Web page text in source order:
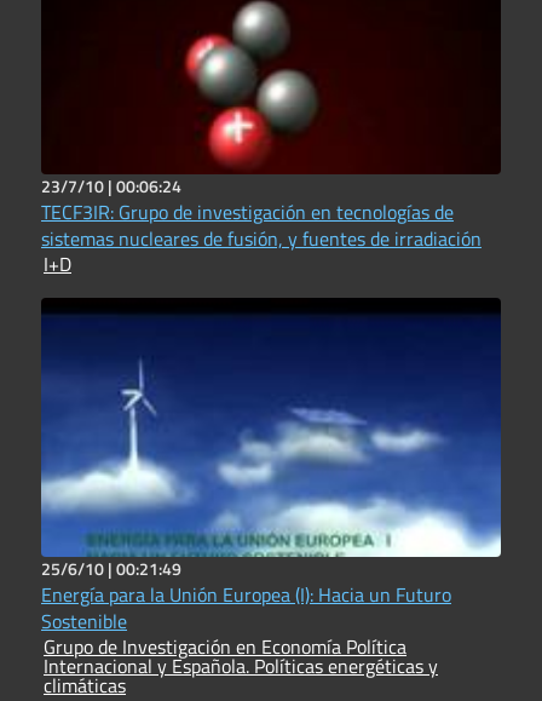
23/7/10 |00:06:24
TECF3IR: Grupo de investigación en tecnologías de
sistemas nucleares de fusión, y fuentes de irradiación
I+D
25/6/10 |00:21:49
Energía para la Unión Europea (I): Hacia un Futuro
Sostenible
Grupo de Investigación en Economía Política
Internacional y Española. Políticas energéticas y
climáticas